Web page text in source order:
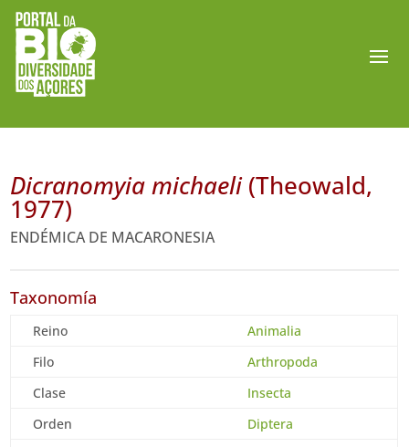
Dicranomyia michaeli(Theowald,
1977)
ENDÉMICA DE MACARONESIA
Taxonomía
Reino
Animalia
Filo
Arthropoda
Clase
Insecta
Orden
Diptera